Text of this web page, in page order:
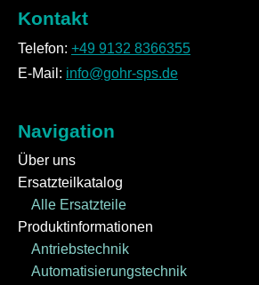
Kontakt
Telefon: +49 9132 8366355
E-Mail: info@gohr-sps.de
Navigation
Über uns
Ersatzteilkatalog
Alle Ersatzteile
Produktinformationen
Antriebstechnik
Automatisierungstechnik